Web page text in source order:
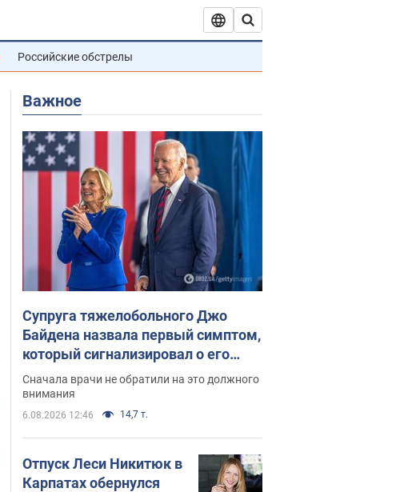
Российские обстрелы
Важное
Супруга тяжелобольного Джо
Байдена назвала первый симптом,
который сигнализировал о его
"агрессивном" раке
Сначала врачи не обратили на это должного
внимания
6.08.2026 12:46 14,7 т.
Отпуск Леси Никитюк в
Карпатах обернулся